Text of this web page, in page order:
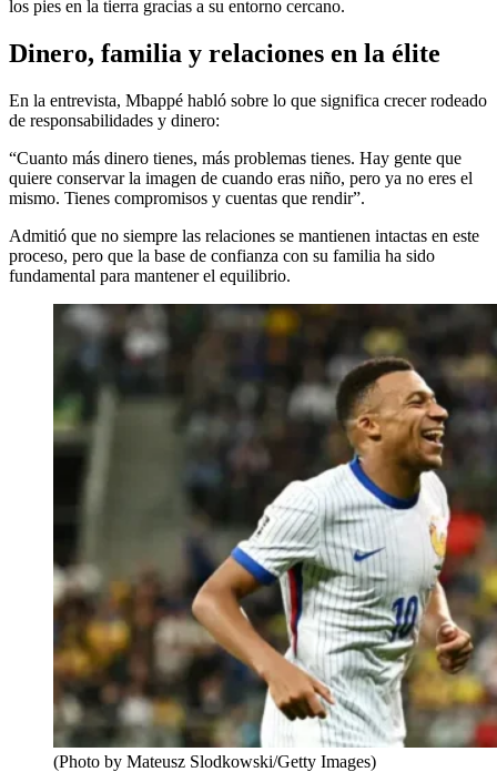
los pies en la tierra gracias a su entorno cercano.
Dinero, familia y relaciones en la élite
En la entrevista, Mbappé habló sobre lo que significa crecer rodeado
de responsabilidades y dinero:
“Cuanto más dinero tienes, más problemas tienes. Hay gente que
quiere conservar la imagen de cuando eras niño, pero ya no eres el
mismo. Tienes compromisos y cuentas que rendir”.
Admitió que no siempre las relaciones se mantienen intactas en este
proceso, pero que la base de confianza con su familia ha sido
fundamental para mantener el equilibrio.
(Photo by Mateusz Slodkowski/Getty Images)